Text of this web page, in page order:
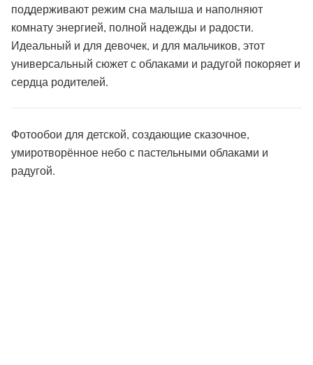
поддерживают режим сна малыша и наполняют
комнату энергией, полной надежды и радости.
Идеальный и для девочек, и для мальчиков, этот
универсальный сюжет с облаками и радугой покоряет и
сердца родителей.
Фотообои для детской, создающие сказочное,
умиротворённое небо с пастельными облаками и
радугой.